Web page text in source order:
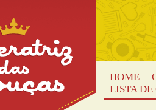
HOME
LISTA